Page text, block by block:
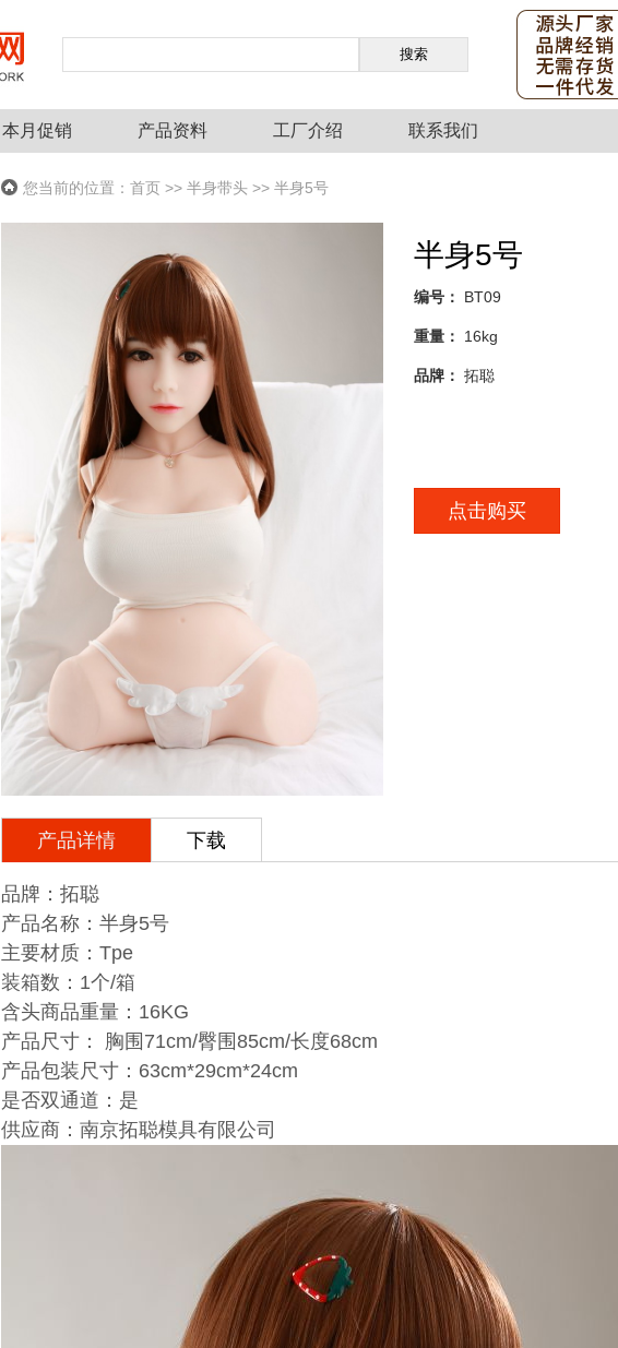
本月促销 产品资料 工厂介绍 联系我们
您当前的位置： 首页 >> 半身带头 >> 半身5号
半身5号
编号： BT09
重量： 16kg
品牌： 拓聪
点击购买
产品详情 下载
品牌：拓聪
产品名称：半身5号
主要材质：tpe
装箱数：1个/箱
含头商品重量：16KG
产品尺寸：
胸围71cm/臀围85cm/长度68cm
产品包装尺寸：63cm*29cm*24cm
是否双通道：是
供应商：南京拓聪模具有限公司